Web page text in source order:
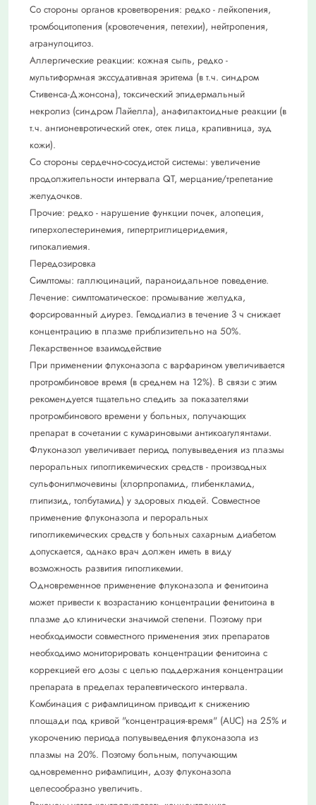
Со стороны органов кроветворения: редко - лейкопения,
тромбоцитопения (кровотечения, петехии), нейтропения,
агранулоцитоз.
Аллергические реакции: кожная сыпь, редко -
мультиформная экссудативная эритема (в т.ч. синдром
Стивенса-Джонсона), токсический эпидермальный
некролиз (синдром Лайелла), анафилактоидные реакции (в
т.ч. ангионевротический отек, отек лица, крапивница, зуд
кожи).
Со стороны сердечно-сосудистой системы: увеличение
продолжительности интервала QT, мерцание/трепетание
желудочков.
Прочие: редко - нарушение функции почек, алопеция,
гиперхолестеринемия, гипертриглицеридемия,
гипокалиемия.
Передозировка
Симптомы: галлюцинаций, параноидальное поведение.
Лечение: симптоматическое: промывание желудка,
форсированный диурез. Гемодиализ в течение 3 ч снижает
концентрацию в плазме приблизительно на 50%.
Лекарственное взаимодействие
При применении флуконазола с варфарином увеличивается
протромбиновое время (в среднем на 12%). В связи с этим
рекомендуется тщательно следить за показателями
протромбинового времени у больных, получающих
препарат в сочетании с кумариновыми антикоагулянтами.
Флуконазол увеличивает период полувыведения из плазмы
пероральных гипогликемических средств - производных
сульфонилмочевины (хлорпропамид, глибенкламид,
глипизид, толбутамид) у здоровых людей. Совместное
применение флуконазола и пероральных
гипогликемических средств у больных сахарным диабетом
допускается, однако врач должен иметь в виду
возможность развития гипогликемии.
Одновременное применение флуконазола и фенитоина
может привести к возрастанию концентрации фенитоина в
плазме до клинически значимой степени. Поэтому при
необходимости совместного применения этих препаратов
необходимо мониторировать концентрации фенитоина с
коррекцией его дозы с целью поддержания концентрации
препарата в пределах терапевтического интервала.
Комбинация с рифампицином приводит к снижению
площади под кривой "концентрация-время" (AUC) на 25% и
укорочению периода полувыведения флуконазола из
плазмы на 20%. Поэтому больным, получающим
одновременно рифампицин, дозу флуконазола
целесообразно увеличить.